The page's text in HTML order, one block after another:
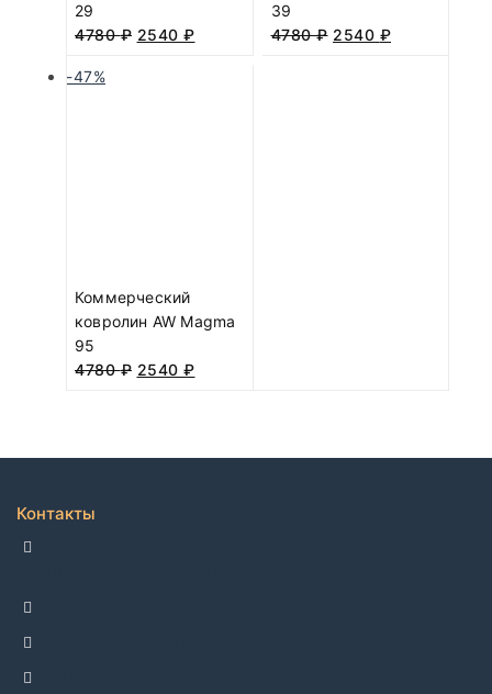
29
4780₽ 2540 ₽
39
4780₽ 2540 ₽
-47%
Коммерческий
ковролин AW Magma
95
4780₽ 2540 ₽
Контакты